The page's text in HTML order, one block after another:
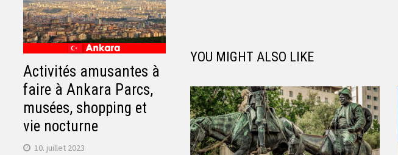
YOU MIGHT ALSO LIKE
Activités amusantes à
faire à Ankara Parcs,
musées, shopping et
vie nocturne
10. juillet 2023